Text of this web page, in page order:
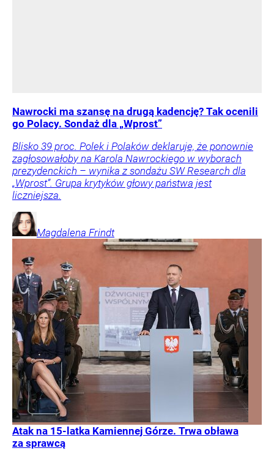
Nawrocki ma szansę na drugą kadencję? Tak ocenili
go Polacy. Sondaż dla „Wprost”
Blisko 39 proc. Polek i Polaków deklaruje, że ponownie
zagłosowałoby na Karola Nawrockiego w wyborach
prezydenckich – wynika z sondażu SW Research dla
„Wprost”. Grupa krytyków głowy państwa jest
liczniejsza.
Magdalena Frindt
Atak na 15-latka Kamiennej Górze. Trwa obława
za sprawcą